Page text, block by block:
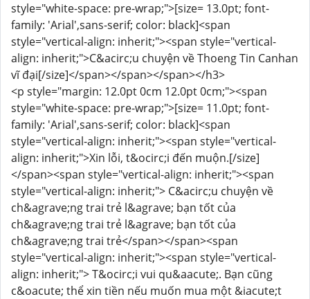
style="white-space: pre-wrap;">[size= 13.0pt; font-
family: 'Arial',sans-serif; color: black]<span
style="vertical-align: inherit;"><span style="vertical-
align: inherit;">C&acirc;u chuyện về Thoeng Tin Canhan
vĩ đại[/size]</span></span></span></h3>
<p style="margin: 12.0pt 0cm 12.0pt 0cm;"><span
style="white-space: pre-wrap;">[size= 11.0pt; font-
family: 'Arial',sans-serif; color: black]<span
style="vertical-align: inherit;"><span style="vertical-
align: inherit;">Xin lỗi, t&ocirc;i đến muộn.[/size]
</span><span style="vertical-align: inherit;"><span
style="vertical-align: inherit;"> C&acirc;u chuyện về
ch&agrave;ng trai trẻ l&agrave; bạn tốt của
ch&agrave;ng trai trẻ l&agrave; bạn tốt của
ch&agrave;ng trai trẻ</span></span><span
style="vertical-align: inherit;"><span style="vertical-
align: inherit;"> T&ocirc;i vui qu&aacute;. Bạn cũng
c&oacute; thể xin tiền nếu muốn mua một &iacute;t